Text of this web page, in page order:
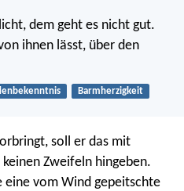
dem geht es nicht gut.
ihnen lässt, über den
Barmherzigkeit
soll er das mit
Zweifeln hingeben.
eine vom Wind gepeitschte